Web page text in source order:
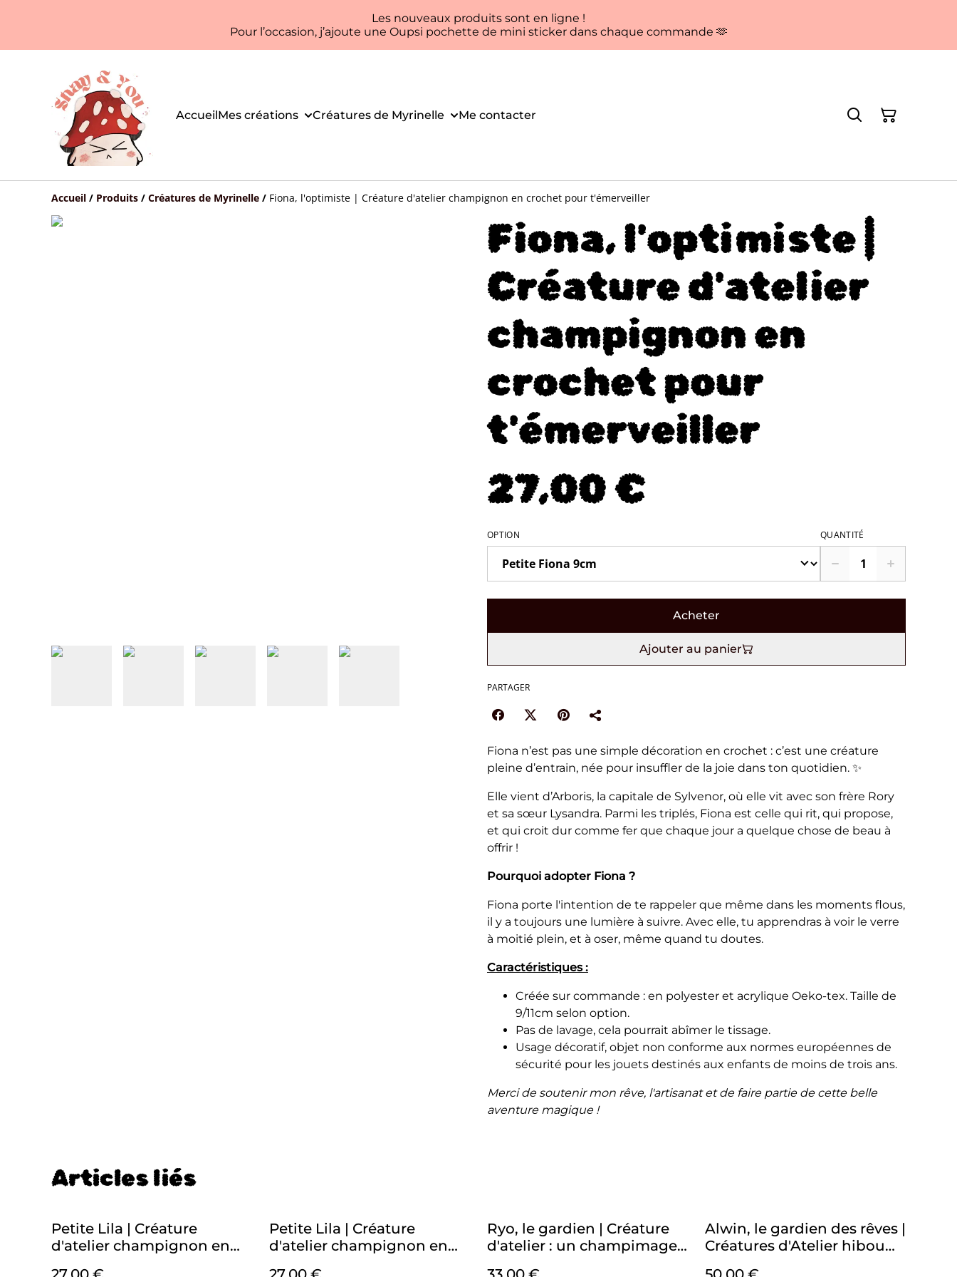
Les nouveaux produits sont en ligne !
Pour l’occasion, j’ajoute une Oupsi pochette de mini sticker dans chaque commande 🫶
AccueilMes créations Créatures de Myrinelle Me contacter
Accueil / Produits / Créatures de Myrinelle / Fiona, l'optimiste | Créature d'atelier champignon en crochet pour t'émerveiller
Fiona, l'optimiste |
Créature d'atelier
champignon en
crochet pour
t'émerveiller
27,00 €
OPTION QUANTITÉ
Acheter
Ajouter au panier
PARTAGER
Fiona n’est pas une simple décoration en crochet : c’est une créature
pleine d’entrain, née pour insuffler de la joie dans ton quotidien. ✨
Elle vient d’Arboris, la capitale de Sylvenor, où elle vit avec son frère Rory
et sa sœur Lysandra. Parmi les triplés, Fiona est celle qui rit, qui propose,
et qui croit dur comme fer que chaque jour a quelque chose de beau à
offrir !
Pourquoi adopter Fiona ?
Fiona porte l'intention de te rappeler que même dans les moments flous,
il y a toujours une lumière à suivre. Avec elle, tu apprendras à voir le verre
à moitié plein, et à oser, même quand tu doutes.
Caractéristiques :
Créée sur commande : en polyester et acrylique Oeko-tex. Taille de
9/11cm selon option.
Pas de lavage, cela pourrait abîmer le tissage.
Usage décoratif, objet non conforme aux normes européennes de
sécurité pour les jouets destinés aux enfants de moins de trois ans.
Merci de soutenir mon rêve, l'artisanat et de faire partie de cette belle
aventure magique !
Articles liés
Petite Lila | Créature
d'atelier champignon en
Petite Lila | Créature
d'atelier champignon en
Ryo, le gardien | Créature
d'atelier : un champimage
Alwin, le gardien des rêves |
Créatures d'Atelier hibou